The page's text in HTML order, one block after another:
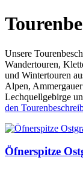
Unsere
Wandertouren,
und Wintertouren
Alpen,
Lechquellgebirge
den
Öfnerspitze